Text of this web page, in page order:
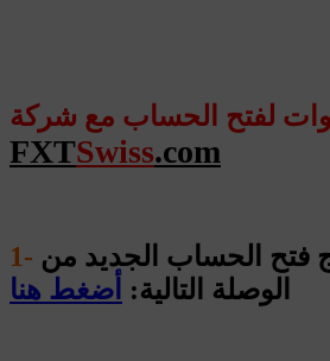
لفتح الحساب مع شركة
FXTSwiss.com
1-
الوصلة التالية: أضغط هنا